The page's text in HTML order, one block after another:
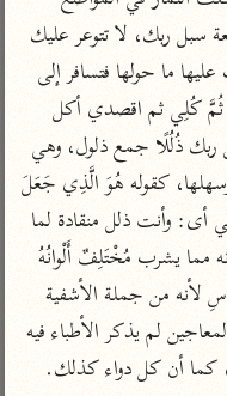
الوجيز للواحدي
تفسير ابن أبي زمنين
آثار
موسوعة التفسير
المأثور
الدر المنثور
تفسير ابن أبي حاتم
تفسير مقاتل
تفسير قتادة
كما أن كل دواء كذلك.